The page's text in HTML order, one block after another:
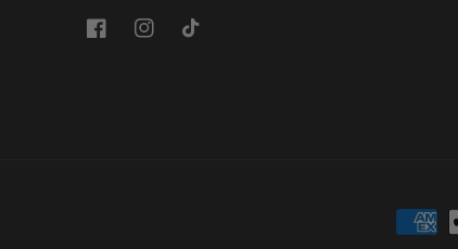
FacebookInstagram
TikTok
Metody